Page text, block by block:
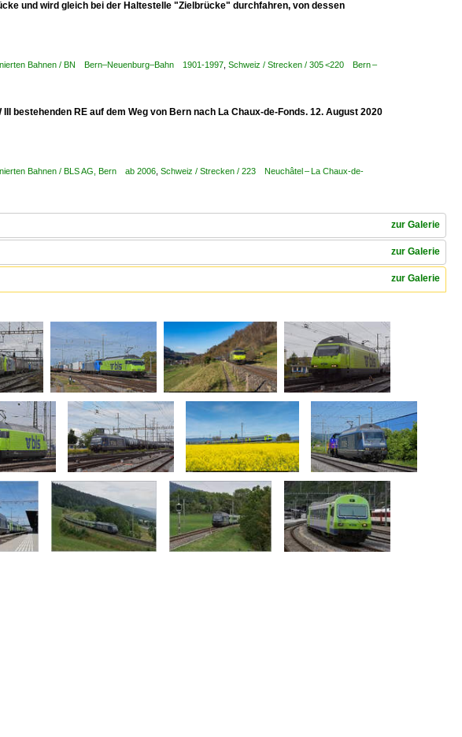
und wird gleich bei der Haltestelle "Zielbrücke" durchfahren, von dessen
Bahnen / BN Bern–Neuenburg–Bahn 1901-1997 Schweiz / Strecken / 305 <220 Bern –
bestehenden RE auf dem Weg von Bern nach La Chaux-de-Fonds. 12. August 2020
Bahnen / BLS AG, Bern ab 2006 Schweiz / Strecken / 223 Neuchâtel – La Chaux-de-
zur Galerie
zur Galerie
zur Galerie